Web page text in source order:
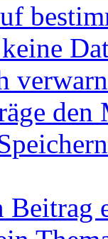
den
Beitrag